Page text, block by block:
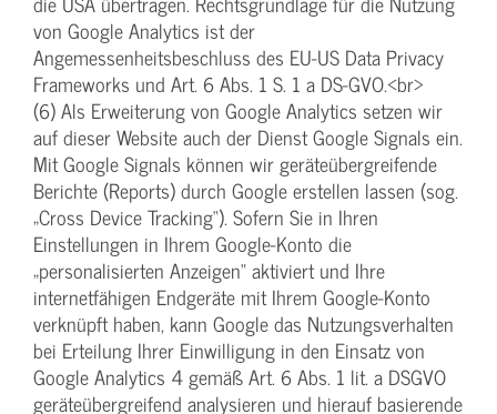
von Google Analytics ist der
Angemessenheitsbeschluss des EU-US Data Privacy
Frameworks und Art. 6 Abs. 1 S. 1 a DS-GVO.<br>
(6) Als Erweiterung von Google Analytics setzen wir
auf dieser Website auch der Dienst Google Signals ein.
Mit Google Signals können wir geräteübergreifende
Berichte (Reports) durch Google erstellen lassen (sog.
„Cross Device Tracking“). Sofern Sie in Ihren
Einstellungen in Ihrem Google-Konto die
„personalisierten Anzeigen“ aktiviert und Ihre
internetfähigen Endgeräte mit Ihrem Google-Konto
verknüpft haben, kann Google das Nutzungsverhalten
bei Erteilung Ihrer Einwilligung in den Einsatz von
Google Analytics 4 gemäß Art. 6 Abs. 1 lit. a DSGVO
geräteübergreifend analysieren und hierauf basierende